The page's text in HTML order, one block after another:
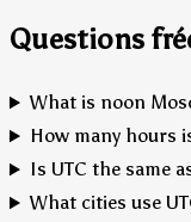
Questions
What is noon
How many hours
Is UTC the same
What cities use